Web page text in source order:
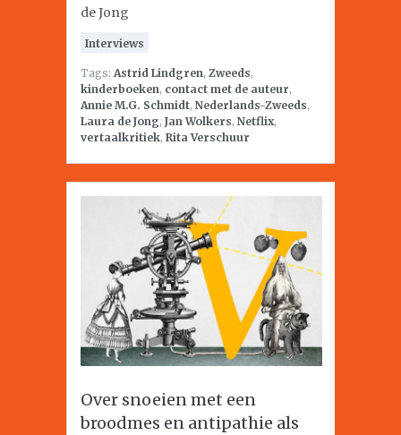
de Jong
Interviews
Tags: Astrid Lindgren, Zweeds,
kinderboeken, contact met de auteur,
Annie M.G. Schmidt, Nederlands-Zweeds,
Laura de Jong, Jan Wolkers, Netflix,
vertaalkritiek, Rita Verschuur
Over snoeien met een
broodmes en antipathie als